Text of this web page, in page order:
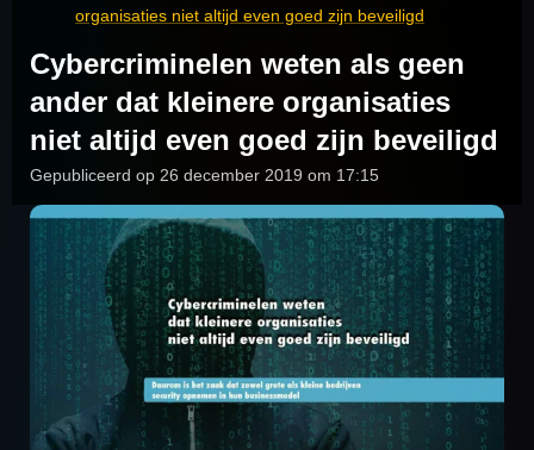
organisaties niet altijd even goed zijn beveiligd
Cybercriminelen weten als geen
ander dat kleinere organisaties
niet altijd even goed zijn beveiligd
Gepubliceerd op 26 december 2019 om 17:15